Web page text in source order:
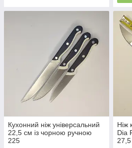
Кухонний ніж універсальний
22,5 см із чорною ручною
225
Ніж
Dia